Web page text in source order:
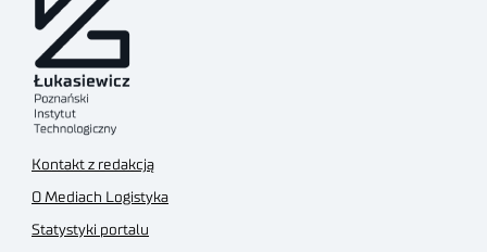
Kontakt z redakcją
O Mediach Logistyka
Statystyki portalu